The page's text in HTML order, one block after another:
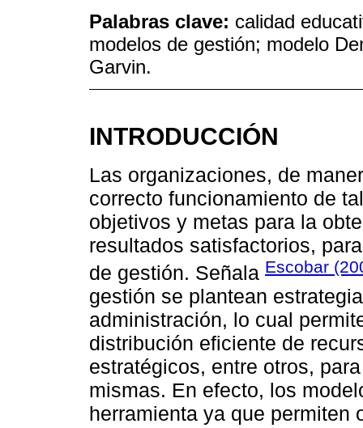
Palabras clave: calidad
modelos de gestión; modelo
Garvin.
INTRODUCCIÓN
Las organizaciones, de
correcto funcionamiento de
objetivos y metas para la
resultados satisfactorios,
de gestión. Señala Escobar
gestión se plantean
administración, lo cual
distribución eficiente de
estratégicos, entre otros,
mismas. En efecto, los
herramienta ya que permiten